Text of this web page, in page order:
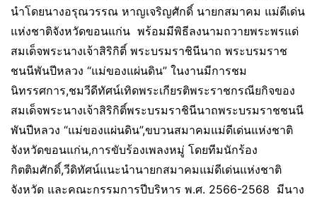
นำโดยนางอรุณวรรณ หาญเจริญศักดิ์ นายกสมาคม แม่ดีเด่น
แห่งชาติจังหวัดขอนแก่น พร้อมมีพิธีลงนามถวายพระพรแด่
สมเด็จพระนางเจ้าสิริกิติ์ พระบรมราชินีนาถ พระบรมราช
ชนนีพันปีหลวง “แม่ของแผ่นดิน” ในงานมีการชม
นิทรรศการ,ชมวีดีทัศน์เทิดพระเกียรติพระราชกรณียกิจของ
สมเด็จพระนางเจ้าสิริกิติ์พระบรมราชินีนาถพระบรมราชชนนี
พันปีหลวง “แม่ของแผ่นดิน”,ขบวนสมาคมแม่ดีเด่นแห่งชาติ
จังหวัดขอนแก่น,การขับร้องเพลงหมู่ โดยทีมนักร้อง
กิตติมศักดิ์,วีดิทัศน์แนะนำนายกสมาคมแม่ดีเด่นแห่งชาติ
จังหวัด และคณะกรรมการปีบริหาร พ.ศ. 2566-2568 มีนาง